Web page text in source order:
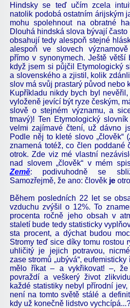
Hindsky se teď učím zcela
natolik podobá ostatním árijským
mohu spolehnout na obratné
Dlouhá hindská slova bývají
obsahují tedy alespoň stejné
alespoň ve slovech
přímo v synonymech. Ještě větší
když jsem si půjčil Etymologický
a slovenského a zjistil, kolik
slov má svůj prastarý původ nebo
Kupříkladu nikdy bych byl
vyloženě jevící být ryze českým,
slově o stejném významu, a
tmavý)! Ten Etymologický
velmi zajímavé čtení, už dávno
Podle něj to kleté slovo „člověk“ (
znamená totéž, co člen poddané
otrok. Zde viz mé vlastní
nad slovem „člověk“ v mém
Země: podivuhodně se
Samozřejmě, že ano: člověk je
Během posledních 22 let se
vzduchu zvýšil o 12%. To
procenta ročně jeho obsah v
staletí bude tedy statisticky
sta procent, a dýchat budou
Stromy teď sice díky tomu rostou
uhličitý je jejich potravou,
zase stromů „ubývá“,
mělo říkat – a vykřikovat! –,
povraždí a veškerý život
každé statistiky nebyl přírodní
není na tomto světě stálé a
kdy už konečně lidstvo